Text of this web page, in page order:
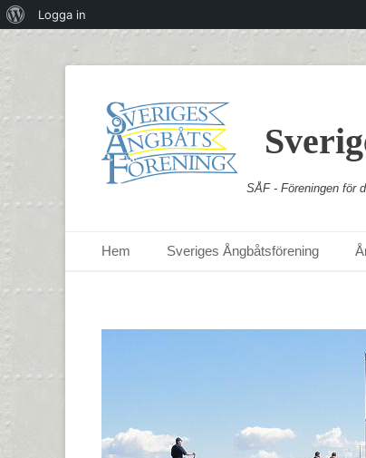
SÅF - Föreningen för
Primär meny
Hem Sveriges Ångbåtsförening
OmLogga in